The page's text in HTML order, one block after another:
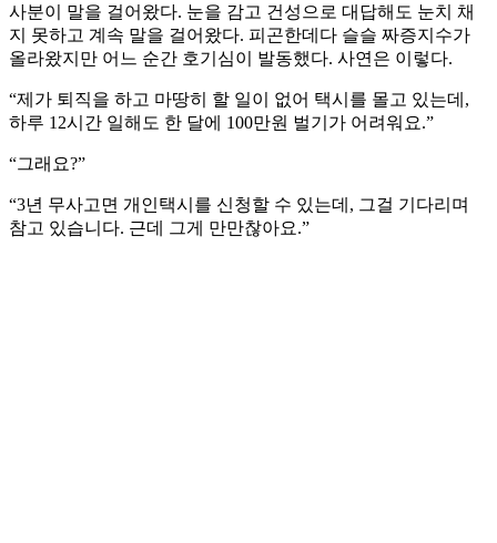
사분이 말을 걸어왔다. 눈을 감고 건성으로 대답해도 눈치 채
지 못하고 계속 말을 걸어왔다. 피곤한데다 슬슬 짜증지수가
올라왔지만 어느 순간 호기심이 발동했다. 사연은 이렇다.
“제가 퇴직을 하고 마땅히 할 일이 없어 택시를 몰고 있는데,
하루 12시간 일해도 한 달에 100만원 벌기가 어려워요.”
“그래요?”
“3년 무사고면 개인택시를 신청할 수 있는데, 그걸 기다리며
참고 있습니다. 근데 그게 만만찮아요.”